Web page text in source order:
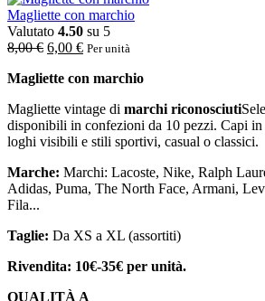
Magliette con marchio
Valutato 4.50 su 5
8,00€ 6,00 € Per unità
Magliette con marchio
Magliette vintage di marchi riconosciuti
disponibili in confezioni da 10 pezzi. Capi in
loghi visibili e stili sportivi, casual o classici.
Marche: Marchi: Lacoste, Nike, Ralph
Adidas, Puma, The North Face, Armani,
Fila...
Taglie: Da XS a XL (assortiti)
Rivendita: 10€-35€ per unità.
QUALITÀ A